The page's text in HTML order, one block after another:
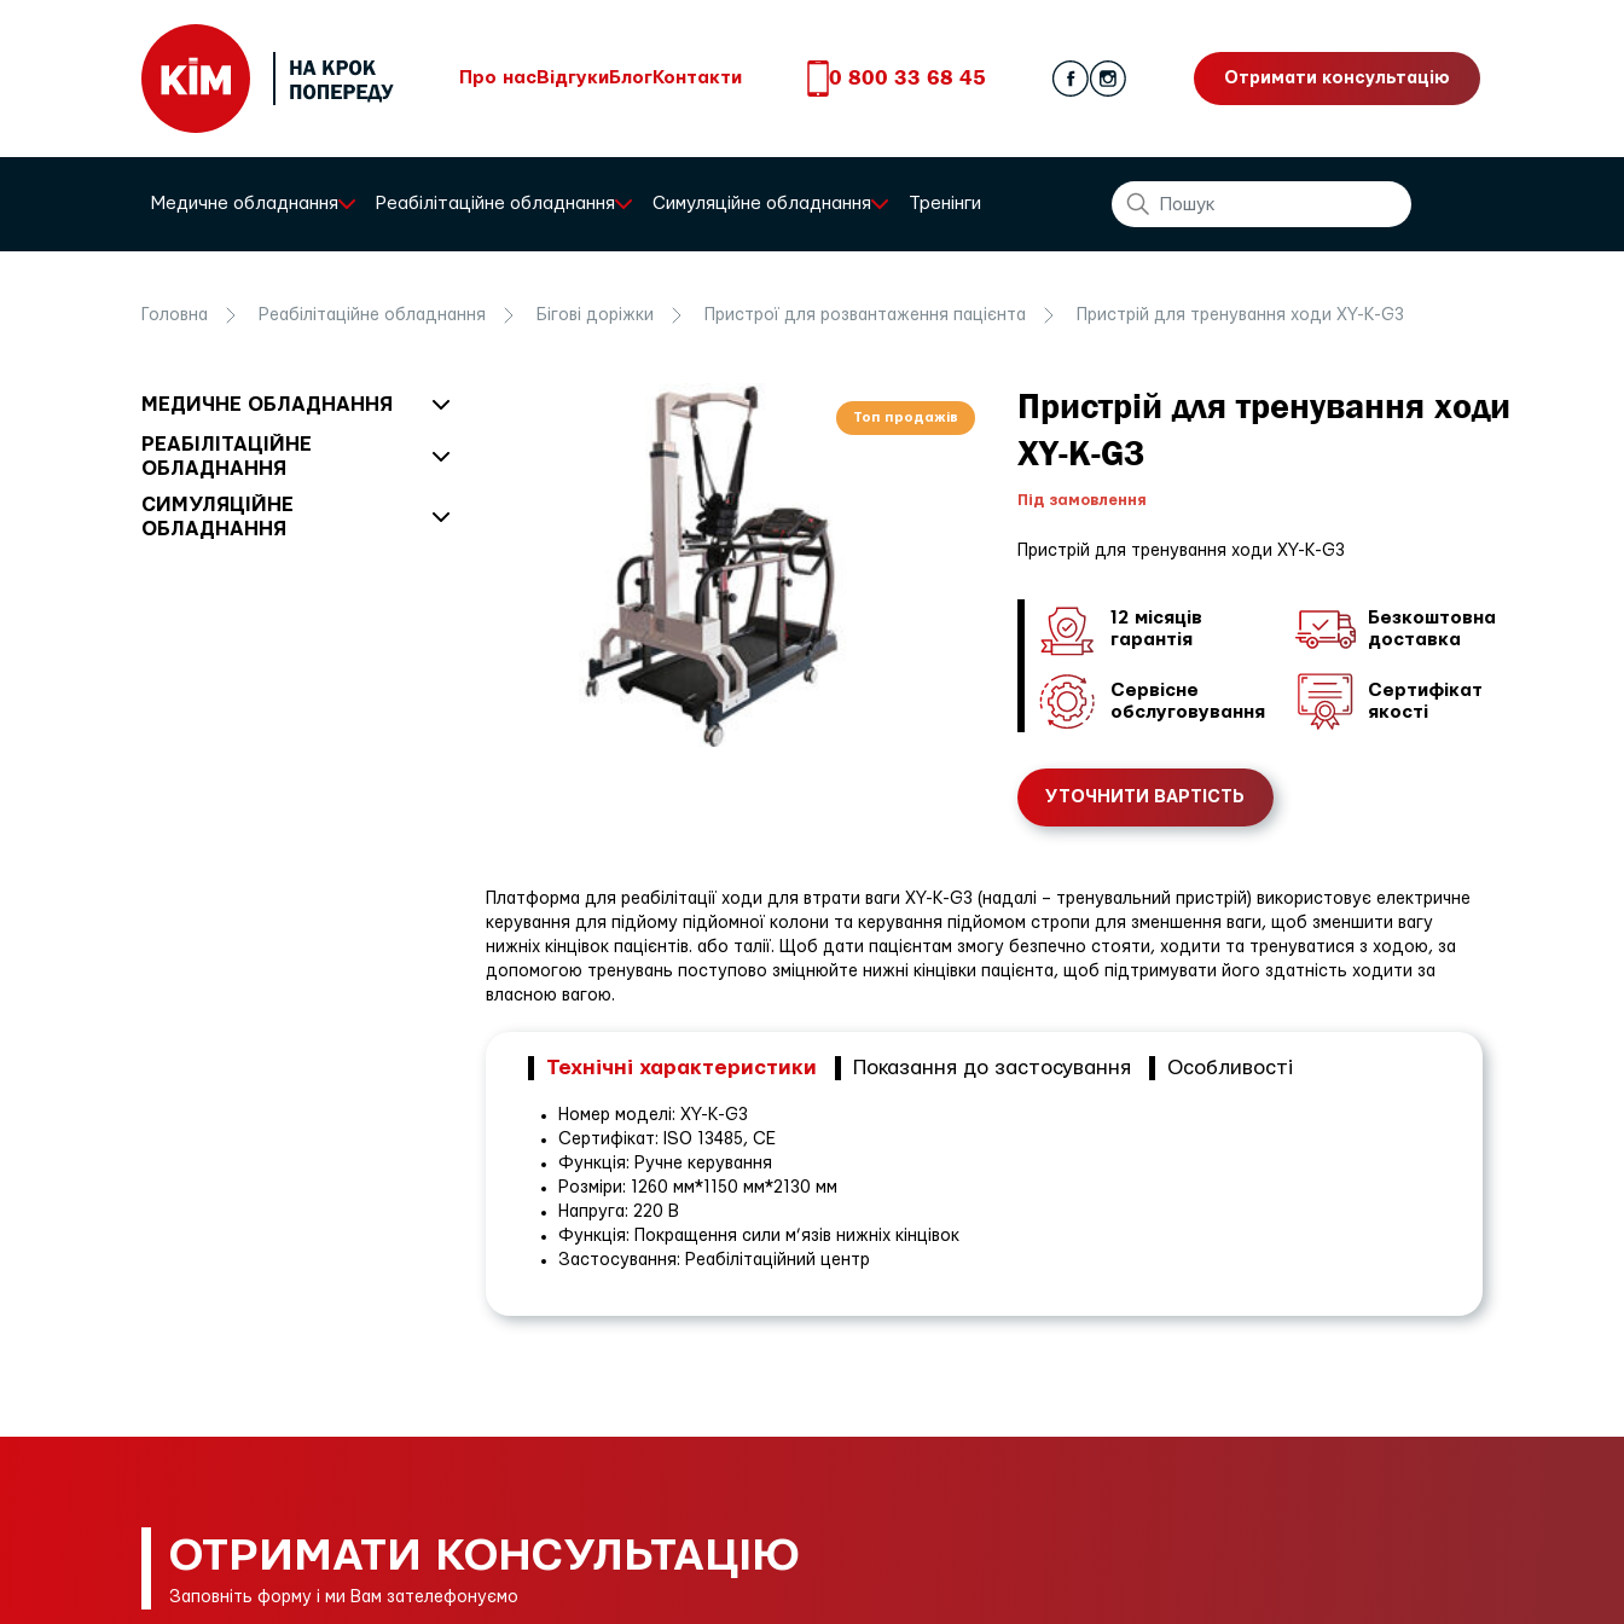
Про нас Відгуки Блог Контакти 0 800 33 68 45 Отримати консультацію
Медичне обладнання Реабілітаційне обладнання Симуляційне обладнання Тренінги
Головна Реабілітаційне обладнання Бігові доріжки Пристрої для розвантаження пацієнта Пристрій для тренування ходи XY-K-G3
МЕДИЧНЕ ОБЛАДНАННЯ
РЕАБІЛІТАЦІЙНЕ
ОБЛАДНАННЯ
СИМУЛЯЦІЙНЕ
ОБЛАДНАННЯ
Топ продажів
Пристрій для тренування ходи
XY-K-G3
Під замовлення
Пристрій для тренування ходи XY-K-G3
12 місяців
гарантія
Безкоштовна
доставка
Сервісне
обслуговування
Сертифікат
якості
УТОЧНИТИ ВАРТІСТЬ
Платформа для реабілітації ходи для втрати ваги XY-K-G3 (надалі – тренувальний пристрій) використовує електричне
керування для підйому підйомної колони та керування підйомом стропи для зменшення ваги, щоб зменшити вагу
нижніх кінцівок пацієнтів. або талії. Щоб дати пацієнтам змогу безпечно стояти, ходити та тренуватися з ходою, за
допомогою тренувань поступово зміцнюйте нижні кінцівки пацієнта, щоб підтримувати його здатність ходити за
власною вагою.
Технічні характеристики Показання до застосування Особливості
Номер моделі: XY-K-G3
Сертифікат: ISO 13485, CE
Функція: Ручне керування
Розміри: 1260 мм*1150 мм*2130 мм
Напруга: 220 В
Функція: Покращення сили м’язів нижніх кінцівок
Застосування: Реабілітаційний центр
ОТРИМАТИ КОНСУЛЬТАЦІЮ
Заповніть форму і ми Вам зателефонуємо